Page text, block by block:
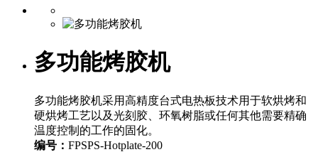
多功能烤胶机
多功能烤胶机采用高精度台式电热板技术用于软烘烤和
硬烘烤工艺以及光刻胶、环氧树脂或任何其他需要精确
温度控制的工作的固化。
编号： FPSPS-Hotplate-200